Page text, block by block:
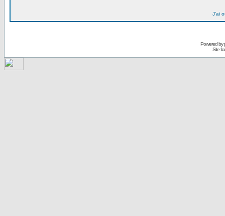
J'ai
Powered by
Site